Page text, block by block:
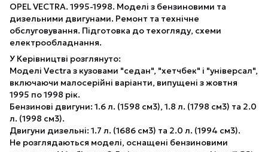
OPEL VECTRA. 1995-1998. Моделі з бензиновими та
дизельними двигунами. Ремонт та технічне
обслуговування. Підготовка до техогляду, схеми
електрообладнання.
У Керівництві розглянуто:
Моделі Vectra з кузовами "седан", "хетчбек" і "універсал",
включаючи малосерійні варіанти, випущені з жовтня
1995 по 1998 рік.
Бензинові двигуни: 1.6 л. (1598 см3), 1.8 л. (1798 см3) та 2.0
л. (1998 см3).
Двигуни дизельні: 1.7 л. (1686 см3) та 2.0 л. (1994 см3).
Не розглядаються моделі, оснащені бензиновими